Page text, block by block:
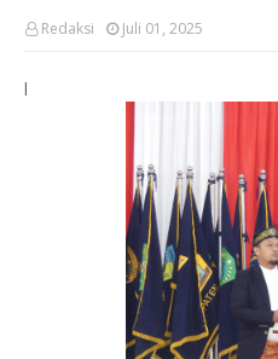
Redaksi Juli 01, 2025
l